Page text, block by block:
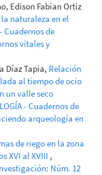
Edison Fabian Ortiz
naturaleza en el
Cuadernos de
vitales y
Díaz Tapia, Relación
al tiempo de ocio
un valle seco
- Cuadernos de
arqueología en
de riego en la zona
XVI al XVIII ,
Núm. 12